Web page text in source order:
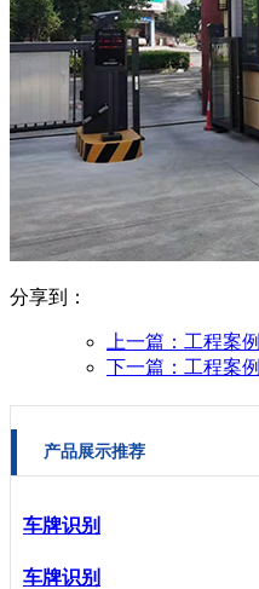
分享到：
上一篇： 工程案例
下一篇： 工程案例
产品展示推荐
车牌识别
车牌识别